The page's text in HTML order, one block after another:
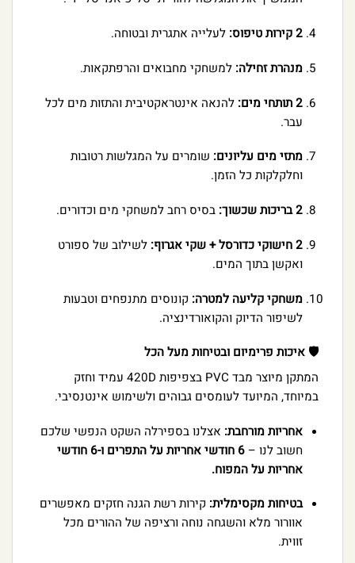
2 קירות טיפוס:
לעלייה אתגרית ובטוחה.
מנהרת זחילה: למשחקי מחבואים והרפתקאות.
2 תותחי מים:
להנאה אינטראקטיבית והתזות מים לכל
עבר.
מתזי מים עליונים: שומרים על המגלשות רטובות
וחלקלקות כל הזמן.
2 בריכות שכשוך:
בסיס רחב למשחקי מים וכדורים.
2 חישוקי כדורסל + שקי אגרוף:
לשילוב של ספורט
ואקשן בתוך המים.
משחקי קליעה למטרה: קונוסים מתנפחים וטבעות
לשיפור הדיוק והקואורדינציה.
🛡️ איכות פרימיום ובטיחות מעל הכל
המתקן מיוצר מבד PVC בצפיפות 420D עמיד וחזק
במיוחד, המיועד לעומסים גבוהים ולשימוש אינטנסיבי.
אחריות מורחבת: אצלנו בספירלה השקט הנפשי שלכם
חשוב לנו –
6 חודשי אחריות על התפרים ו-6 חודשי
אחריות על המפוח.
בטיחות מקסימלית: קירות רשת הגנה חזקים מאפשרים
אוורור מלא והשגחה נוחה ורציפה של ההורים מכל
זווית.